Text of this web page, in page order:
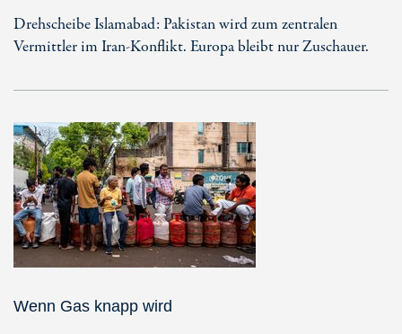
Drehscheibe Islamabad: Pakistan wird zum zentralen
Vermittler im Iran-Konflikt. Europa bleibt nur Zuschauer.
Wenn Gas knapp wird